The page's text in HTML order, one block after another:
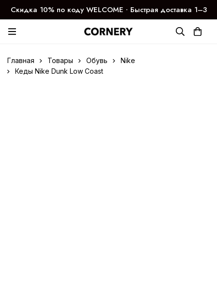
Скидка 10% по коду WELCOME ∙ Быстрая доставка 1–3
дня
Главная Товары Обувь
Nike
Кеды Nike Dunk Low Coast